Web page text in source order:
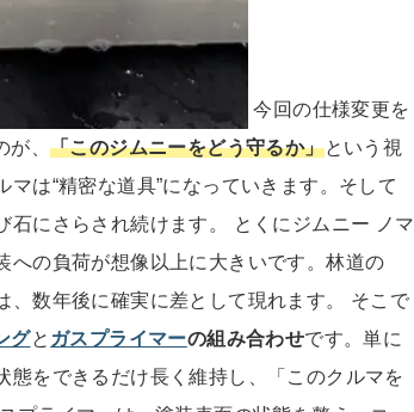
今回の仕様変更を
、 「このジムニーをどう守るか」という視
は“精密な道具”になっていきます。そして
にさらされ続けます。 とくにジムニー ノマ
への負荷が想像以上に大きいです。林道の
数年後に確実に差として現れます。 そこで
グと ガスプライマーの組み合わせです。単に
をできるだけ長く維持し、「このクルマを